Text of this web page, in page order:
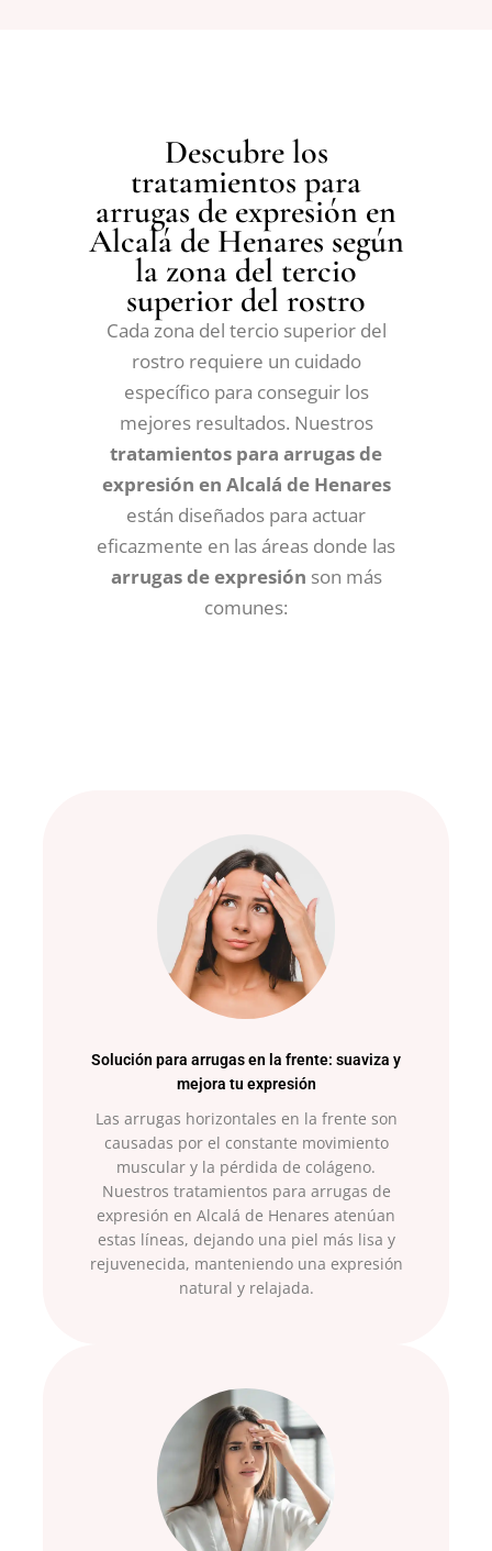
Descubre los
tratamientos para
arrugas de expresión en
Alcalá de Henares según
la zona del tercio
superior del rostro
Cada zona del tercio superior del
rostro requiere un cuidado
específico para conseguir los
mejores resultados. Nuestros
tratamientos para arrugas de
expresión en Alcalá de Henares
están diseñados para actuar
eficazmente en las áreas donde las
arrugas de expresión son más
comunes:
Solución para arrugas en la frente: suaviza y
mejora tu expresión
Las arrugas horizontales en la frente son
causadas por el constante movimiento
muscular y la pérdida de colágeno.
Nuestros tratamientos para arrugas de
expresión en Alcalá de Henares atenúan
estas líneas, dejando una piel más lisa y
rejuvenecida, manteniendo una expresión
natural y relajada.